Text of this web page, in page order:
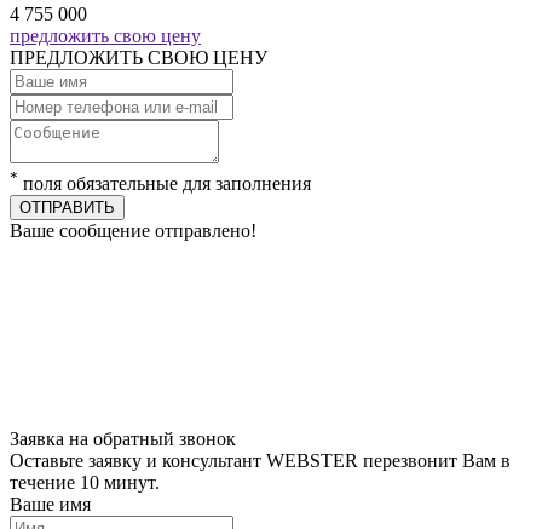
4 755 000
предложить свою цену
ПРЕДЛОЖИТЬ СВОЮ ЦЕНУ
* поля обязательные для заполнения
ОТПРАВИТЬ
Ваше сообщение отправлено!
Заявка на обратный звонок
Оставьте заявку и консультант WEBSTER перезвонит Вам в
течение 10 минут.
Ваше имя